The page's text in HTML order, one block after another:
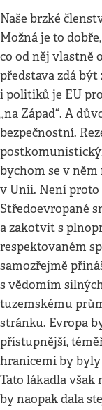
Naše brzké
Možná je to
co od něj vlastně
představa zdá
i politiků je EU
„na Západ“. A
bezpečnostní.
bychom se v
v Unii. Není proto
Středoevropané
a zakotvit s
respektovaném
samozřejmě
s vědomím
tuzemskému
stránku. Evropa
přístupnější,
hranicemi by
Tato lákadla však
by naopak dala